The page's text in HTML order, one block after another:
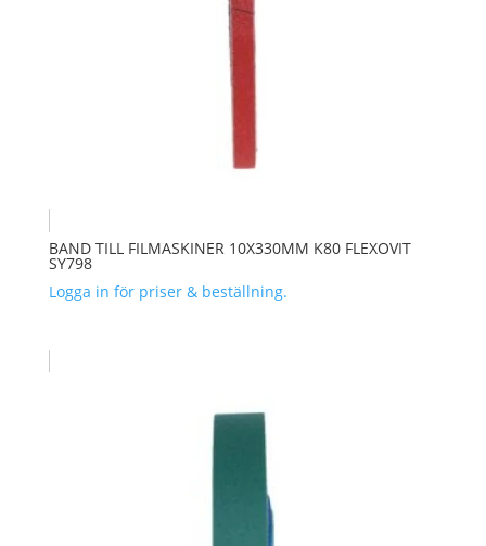
BAND TILL FILMASKINER 10X330MM K80 FLEXOVIT
SY798
Logga in för priser & beställning.